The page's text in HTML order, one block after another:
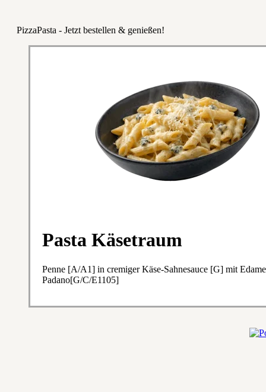
PizzaPasta - Jetzt bestellen & genießen!
Pasta Käsetraum
Penne [A/A1] in cremiger Käse-Sahnesauce [G] mit
Padano[G/C/E1105]